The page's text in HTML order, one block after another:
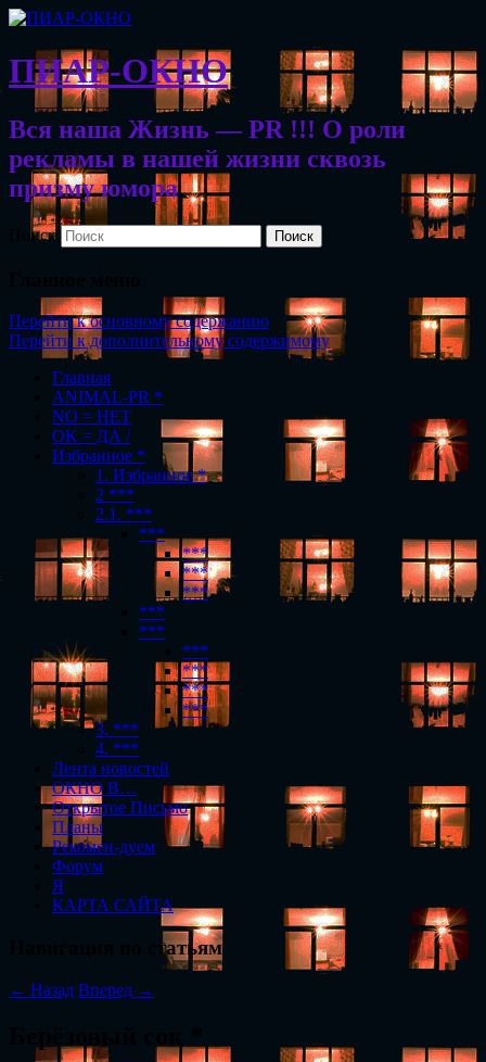
ПИАР-ОКНО
Вся наша Жизнь — PR !!! О роли
рекламы в нашей жизни сквозь
призму юмора
Поиск
Перейти к основному содержанию
Перейти к дополнительному содержимому
Главная
ANIMAL-PR *
NO = НЕТ
OK = ДА /
Избранное *
1. Избранное *
2 ***
2.1. ***
***
***
***
***
***
***
***
***
***
***
3. ***
4. ***
Лента новостей
ОКНО В…
Открытое Письмо
Планы
Рекомен-дуем
Форум
Я
КАРТА САЙТА
Навигация по статьям
← Назад Вперед →
Берёзовый сок *